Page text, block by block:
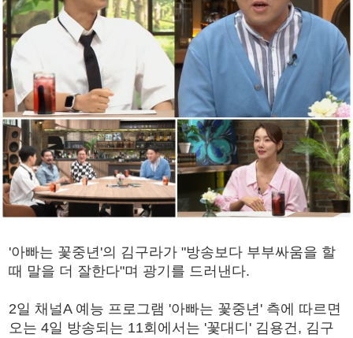
'아빠는 꽃중년'의 김구라가 "방송보다 부부싸움을 할
때 말을 더 잘한다"며 광기를 드러낸다.
2일 채널A 예능 프로그램 '아빠는 꽃중년' 측에 따르면
오는 4일 방송되는 11회에서는 '꽃대디' 김용건, 김구